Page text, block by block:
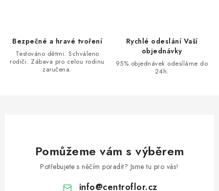
k
Bezpečné a hravé tvoření
Testováno dětmi. Schváleno
rodiči. Zábava pro celou rodinu
zaručena.
Rychlé odeslání Vaší
objednávky
95% objednávek odesíláme do
24h.
Pomůžeme vám s výběrem
Potřebujete s něčím poradit? Jsme tu pro vás!
info@centroflor.cz